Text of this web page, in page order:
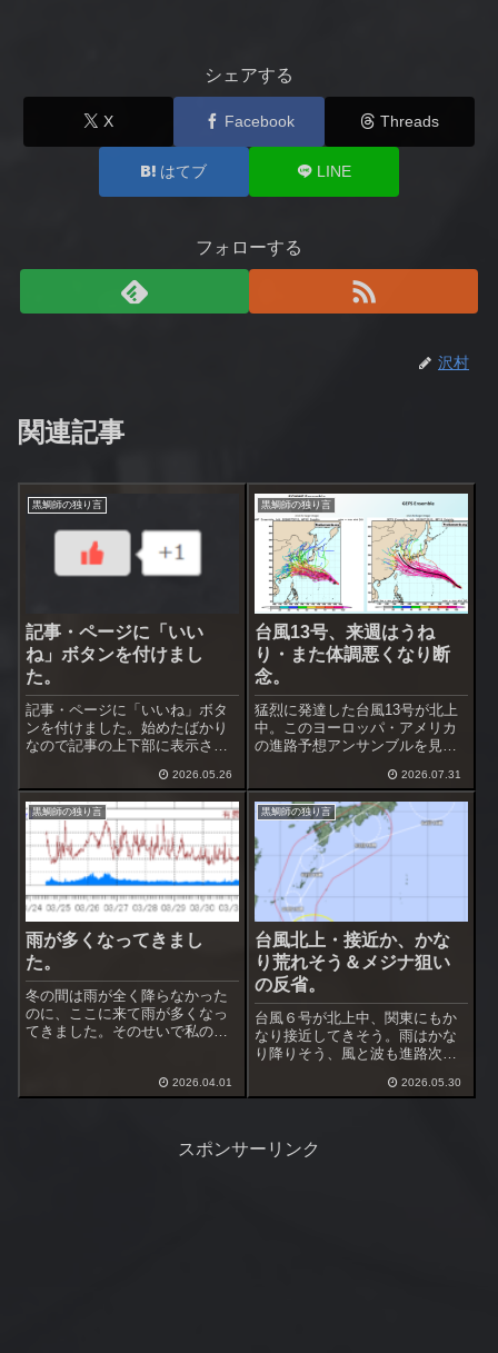
シェアする
X Facebook Threads
はてブ LINE
フォローする
沢村
関連記事
黒鯛師の独り言
記事・ページに「いい
ね」ボタンを付けまし
た。
記事・ページに「いいね」ボタ
ンを付けました。始めたばかり
なので記事の上下部に表示させ
だけにするつもりです。記事が
良いと思ったらクリックしてく
ださい。取り消すにはもう一度
クリックです。ログイン（ユー
ザ登録）する必要...
2026.05.26
黒鯛師の独り言
台風13号、来週はうね
り・また体調悪くなり断
念。
猛烈に発達した台風13号が北上
中。このヨーロッパ・アメリカ
の進路予想アンサンブルを見る
ナ海へ向かうのが多い。まだ進
路のバラツキが大きいですが、
地震があった熊本に近付くのだ
けは避けて欲しいですね。下で
進路予想アンサ...
2026.07.31
黒鯛師の独り言
雨が多くなってきまし
た。
冬の間は雨が全く降らなかった
のに、ここに来て雨が多くなっ
てきました。そのせいで私の体
行できると思ったら雨、久しぶ
りの南西暴風も吹きましたね。
2026.04.01
黒鯛師の独り言
台風北上・接近か、かな
り荒れそう＆メジナ狙い
の反省。
台風６号が北上中、関東にもか
なり接近してきそう。雨はかな
り降りそう、風と波も進路次第
梅雨入りするのか？、被害が出
ってくるのかな、海面に棚引く
海藻は完全に切れて...
2026.05.30
スポンサーリンク